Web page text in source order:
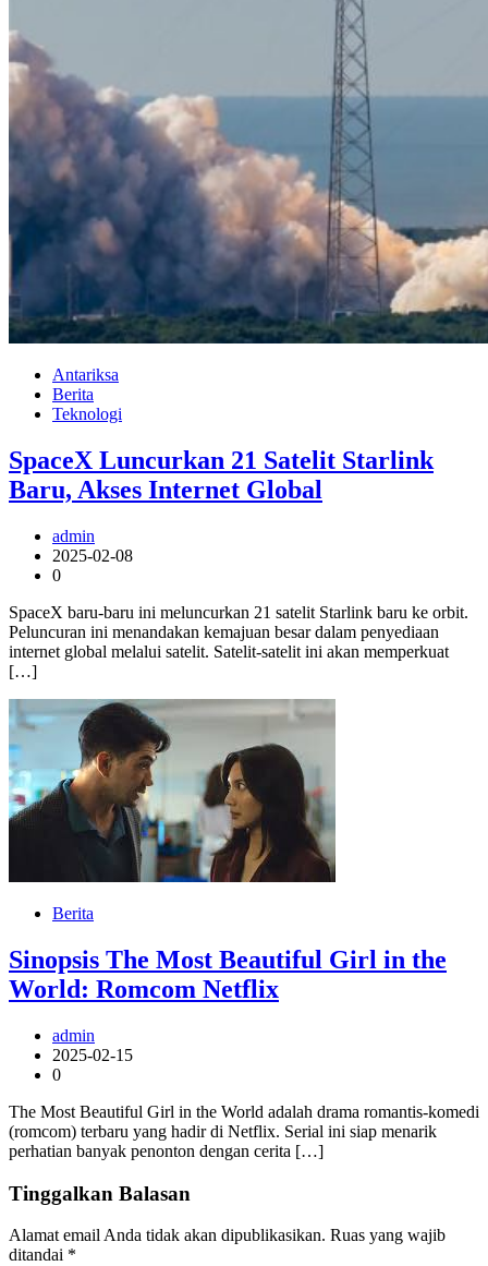
Antariksa
Berita
Teknologi
SpaceX Luncurkan 21 Satelit Starlink
Baru, Akses Internet Global
admin
2025-02-08
0
SpaceX baru-baru ini meluncurkan 21 satelit Starlink baru ke orbit.
Peluncuran ini menandakan kemajuan besar dalam penyediaan
internet global melalui satelit. Satelit-satelit ini akan memperkuat
[…]
Berita
Sinopsis The Most Beautiful Girl in the
World: Romcom Netflix
admin
2025-02-15
0
The Most Beautiful Girl in the World adalah drama romantis-komedi
(romcom) terbaru yang hadir di Netflix. Serial ini siap menarik
perhatian banyak penonton dengan cerita […]
Tinggalkan Balasan
Alamat email Anda tidak akan dipublikasikan. Ruas yang wajib
ditandai *